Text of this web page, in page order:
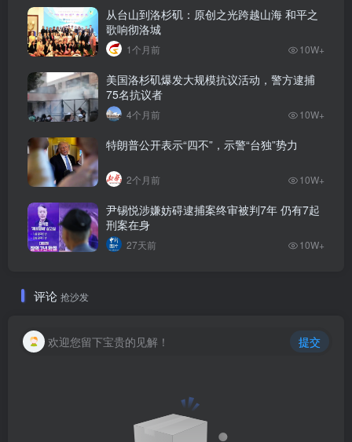
从台山到洛杉矶：原创之光跨越山海 和平之
歌响彻洛城
1个月前 10W+
美国洛杉矶爆发大规模抗议活动，警方逮捕
75名抗议者
4个月前 10W+
特朗普公开表示“四不”，示警“台独”势力
2个月前 10W+
尹锡悦涉嫌妨碍逮捕案终审被判7年 仍有7起
刑案在身
27天前 10W+
评论 抢沙发
欢迎您留下宝贵的见解！ 提交